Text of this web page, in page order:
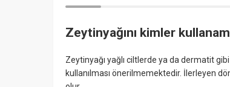
Zeytinyağını kimler
Zeytinyağı yağlı ciltlerde ya da dermatit
kullanılması önerilmemektedir. İlerleyen